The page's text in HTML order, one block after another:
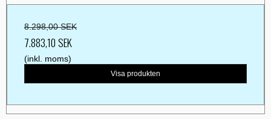
8.298,00 SEK
7.883,10 SEK
(inkl. moms)
Visa produkten